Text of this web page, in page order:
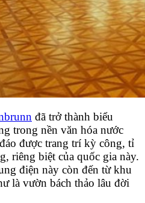
đã trở thành biểu
trong nền văn hóa nước
được trang trí kỳ công, tỉ
riêng biệt của quốc gia này.
điện này còn đến từ khu
là vườn bách thảo lâu đời